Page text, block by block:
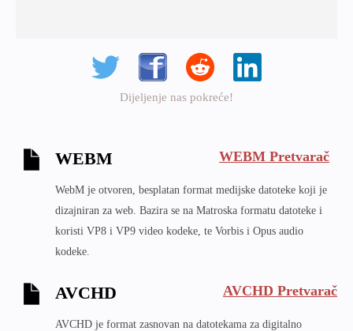
Dijeljenje nas pokreće!
WEBM WEBM Pretvarač
WebM je otvoren, besplatan format medijske datoteke koji je
dizajniran za web. Bazira se na Matroska formatu datoteke i
koristi VP8 i VP9 video kodeke, te Vorbis i Opus audio
kodeke.
AVCHD AVCHD Pretvarač
AVCHD je format zasnovan na datotekama za digitalno